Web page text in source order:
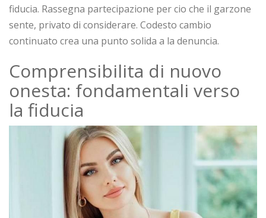
fiducia. Rassegna partecipazione per cio che il garzone
sente, privato di considerare. Codesto cambio
continuato crea una punto solida a la denuncia.
Comprensibilita di nuovo
onesta: fondamentali verso
la fiducia